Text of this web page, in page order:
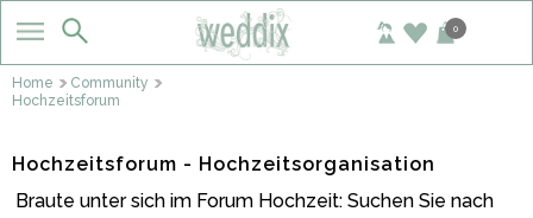
0
Home
Community
Hochzeitsforum
Hochzeitsforum - Hochzeitsorganisation
Braute unter sich im Forum Hochzeit: Suchen Sie nach